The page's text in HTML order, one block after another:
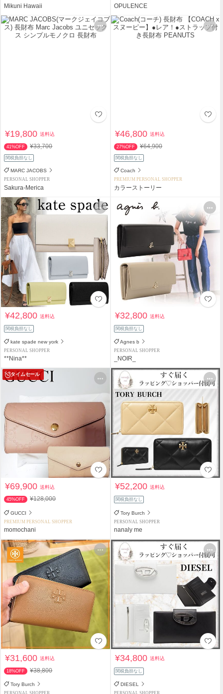
Mikuni Hawaii OPULENCE
¥19,800送料込
41%OFF ¥33,700
関税負担なし
MARC JACOBS
PERSONAL SHOPPER
Sakura-Merica
¥46,800送料込
27%OFF ¥64,900
関税負担なし
Coach
PREMIUM PERSONAL SHOPPER
カラーストーリー
¥42,800送料込
関税負担なし
kate spade new york
PERSONAL SHOPPER
**Nina**
¥32,800送料込
関税負担なし
Agnes b
PERSONAL SHOPPER
_NOIR_
タイムセール
¥69,900送料込
45%OFF ¥128,000
GUCCI
PREMIUM PERSONAL SHOPPER
momochani
¥52,200送料込
関税負担なし
Tory Burch
PERSONAL SHOPPER
nanaly me
¥31,600送料込
18%OFF ¥38,800
Tory Burch
¥34,800送料込
関税負担なし
DIESEL